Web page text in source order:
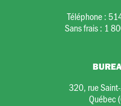
Téléphone :
Sans frais : 1
320, rue
Québec